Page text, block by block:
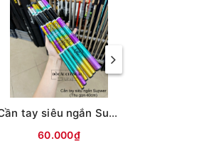
Cần tay siêu ngắn Supwer (Thu gọn 40cm)
60.000₫